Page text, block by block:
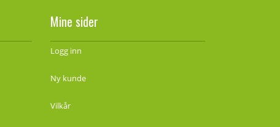
Mine sider
Logg inn
Ny kunde
Vilkår